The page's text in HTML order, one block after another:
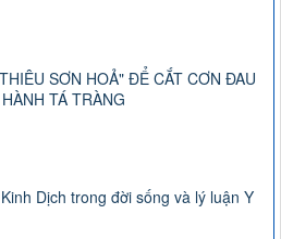
SƠN HOẢ" ĐỂ CẮT CƠN ĐAU
TÁ TRÀNG
Dịch trong đời sống và lý luận Y